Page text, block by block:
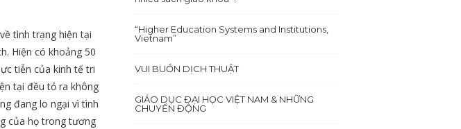
tình trạng hiện tại
Hiện có khoảng 50
tiễn của kinh tế tri
tại đều tỏ ra không
đang lo ngại vì tình
của họ trong tương
“Higher Education Systems and Institutions,
Vietnam”
VUI BUỒN DỊCH THUẬT
GIÁO DỤC ĐẠI HỌC VIỆT NAM & NHỮNG
CHUYỂN ĐỘNG